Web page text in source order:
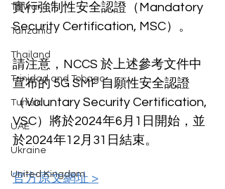
Taiwan
Tanzania
Thailand
Trinidad and Tobago
Tunisia
UAE
Ukraine
United Kingdom
實行強制性安全認證（Mandatory
Security Certification, MSC）。
請注意，NCCS 於上述參考文件中
宣布的 5G SMF 自願性安全認證
（Voluntary Security Certification,
VSC）將於2024年6月1日開始，並
於2024年12月31日結束。
官方原文網址 >